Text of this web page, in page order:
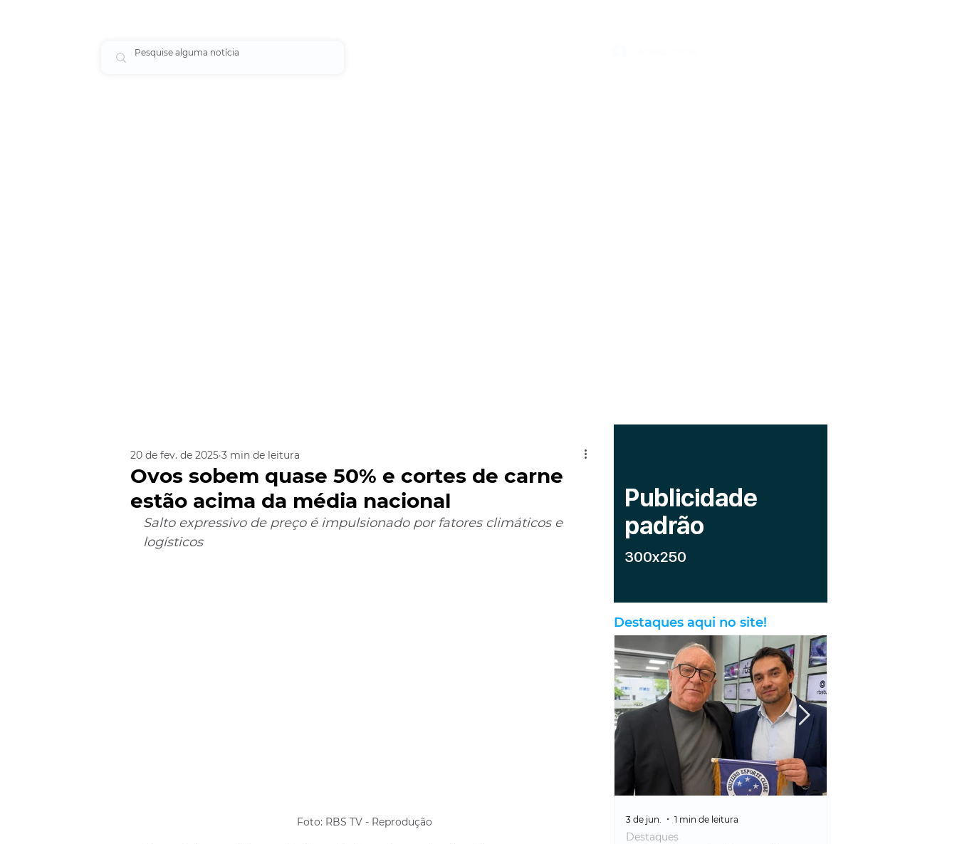
Ovos sobem quase 50% e cortes de carne
estão acima da média nacional
20 de fev. de 2025 3 min de leitura
Salto expressivo de preço é impulsionado por fatores climáticos e
logísticos
Foto: RBS TV - Reprodução
Destaques aqui no site!
Destaques
3 de jun. 1 min de leitura